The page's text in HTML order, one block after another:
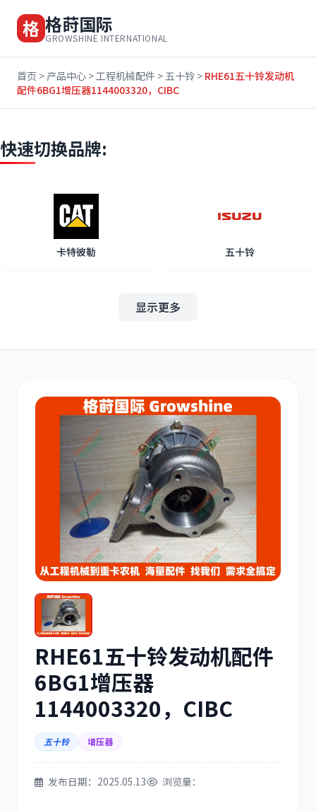
格 格莳国际
GROWSHINE INTERNATIONAL
首页 > 产品中心 >工程机械配件 >五十铃 > RHE61五十铃发动机
配件6BG1增压器1144003320，CIBC
快速切换品牌:
卡特彼勒 五十铃
其他 小松
沃尔沃 康明斯
日立 久保田
三菱 博世
洋马
显示更多
RHE61五十铃发动机配件
6BG1增压器
1144003320，CIBC
五十铃 增压器
发布日期：2025.05.13 浏览量：